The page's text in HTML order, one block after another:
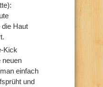
Haut
Kick
neuen
einfach
und